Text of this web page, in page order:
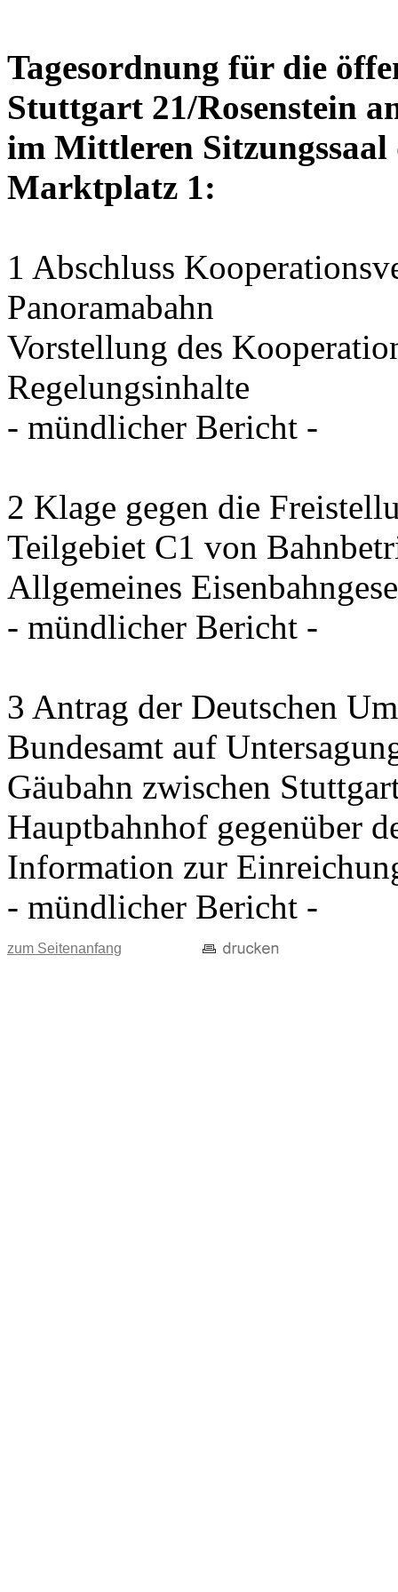
Tagesordnung für die
Stuttgart 21/Rosenstein
im Mittleren Sitzungssaal
Marktplatz 1:
1 Abschluss
Panoramabahn
Vorstellung des
Regelungsinhalte
- mündlicher Bericht -
2 Klage gegen die
Teilgebiet C1 von
Allgemeines
- mündlicher Bericht -
3 Antrag der Deutschen
Bundesamt auf
Gäubahn zwischen
Hauptbahnhof gegenüber
Information zur
- mündlicher Bericht -
zum Seitenanfang